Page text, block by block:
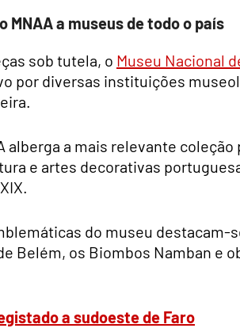
MNAA a museus de todo o país
sob tutela, o Museu Nacional
por diversas instituições
alberga a mais relevante
e artes decorativas
do museu destacam-
Belém, os Biombos Namban e
a sudoeste de Faro